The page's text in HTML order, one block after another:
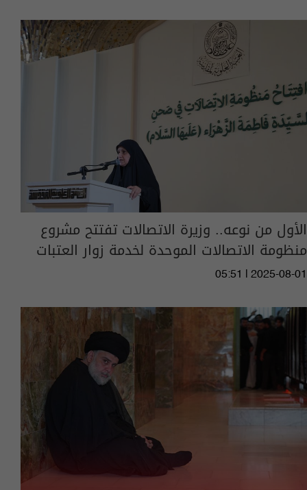
الأول من نوعه.. وزيرة الاتصالات تفتتح مشروع
منظومة الاتصالات الموحدة لخدمة زوار العتبات
05:51 | 2025-08-01